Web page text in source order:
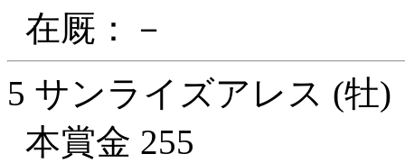
在厩：－
5 サンライズアレス (牡)
本賞金 255